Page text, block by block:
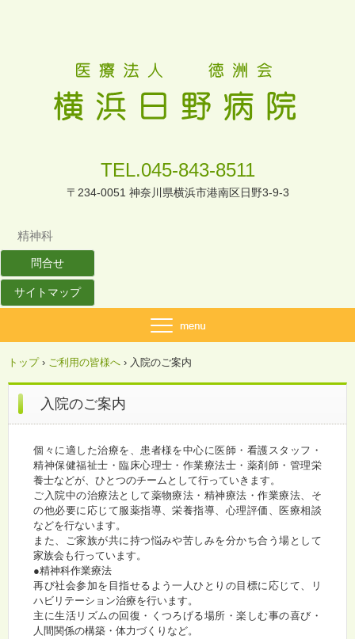
TEL.045-843-8511
〒234-0051 神奈川県横浜市港南区日野3-9-3
精神科
問合せ
サイトマップ
トップ › ご利用の皆様へ › 入院のご案内
入院のご案内
個々に適した治療を、患者様を中心に医師・看護スタッフ・
精神保健福祉士・臨床心理士・作業療法士・薬剤師・管理栄
養士などが、ひとつのチームとして行っていきます。
ご入院中の治療法として薬物療法・精神療法・作業療法、そ
の他必要に応じて服薬指導、栄養指導、心理評価、医療相談
などを行ないます。
また、ご家族が共に持つ悩みや苦しみを分かち合う場として
家族会も行っています。
●精神科作業療法
再び社会参加を目指せるよう一人ひとりの目標に応じて、リ
ハビリテーション治療を行います。
主に生活リズムの回復・くつろげる場所・楽しむ事の喜び・
人間関係の構築・体力づくりなど。